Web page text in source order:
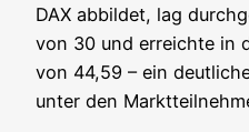
DAX abbil­det, lag
von 30 und erreich­te in
von 44,59 – ein
unter den